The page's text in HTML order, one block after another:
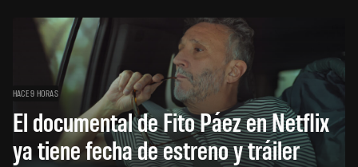
HACE 9 HORAS
El documental de Fito Páez en Netflix
ya tiene fecha de estreno y tráiler